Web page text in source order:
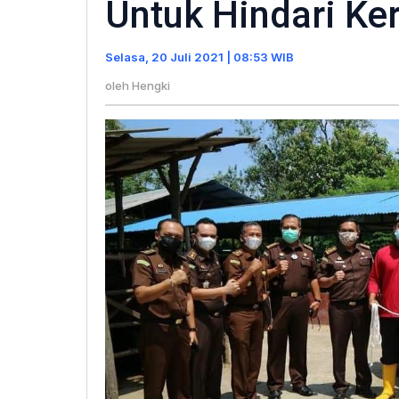
ke
Untuk
Untuk Hindari
Selasa, 20 Juli 2021 | 08:53 WIB
oleh Hengki